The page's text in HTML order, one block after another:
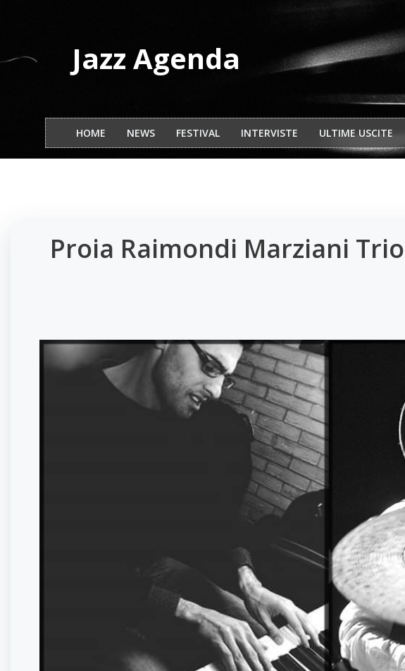
Jazz Agenda
HOME NEWS FESTIVAL INTERVISTE ULTIME USCITE
Proia Raimondi Marziani